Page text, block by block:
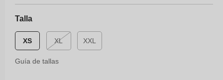
Talla
XS XLVariante
agotada
XXL
Guía de tallas